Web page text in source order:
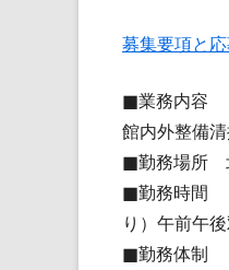
募集要項と応
■業務内容
館内外整備
■勤務場所
■勤務時間
り）午前午
■勤務体制